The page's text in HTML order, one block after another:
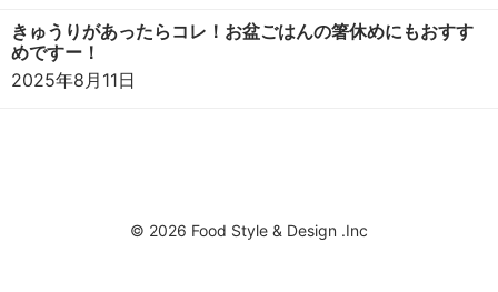
きゅうりがあったらコレ！お盆ごはんの箸休めにもおすす
めですー！
2025年8月11日
© 2026 Food Style & Design .Inc